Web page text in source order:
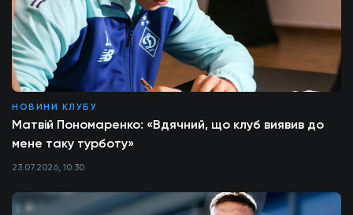
НОВИНИ КЛУБУ
Матвій Пономаренко: «Вдячний, що клуб виявив до
мене таку турботу»
23.07.2026, 10:30